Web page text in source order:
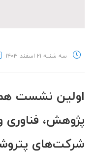
سه شنبه ۲۱ اسفند ۱۴۰۳
اولین نشست
پژوهش،
شرکت‌های